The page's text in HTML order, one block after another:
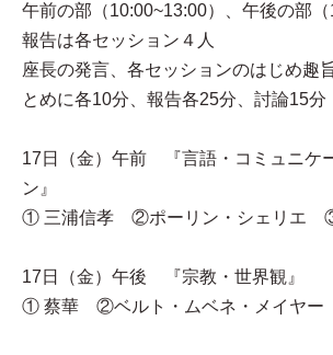
午前の部（10:00~13:00）、午後の部（
報告は各セッション４人
座長の発言、各セッションのはじめ趣
とめに各10分、報告各25分、討論15分
17日（金）午前 『言語・コミュニケ
ン』
① 三浦信孝 ②ポーリン・シェリエ
17日（金）午後 『宗教・世
① 蔡華 ②ベルト・ムベネ・メイヤ